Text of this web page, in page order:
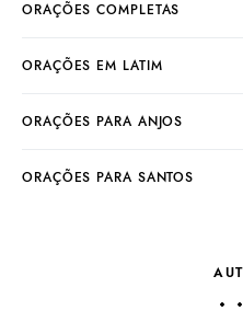
ORAÇÕES COMPLETAS
ORAÇÕES EM LATIM
ORAÇÕES PARA ANJOS
ORAÇÕES PARA SANTOS